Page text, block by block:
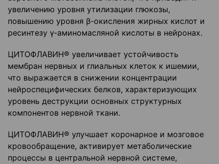
увеличению уровня утилизации глюкозы,
повышению уровня β-окисления жирных кислот и
ресинтезу γ-аминомасляной кислоты в нейронах.
ЦИТОФЛАВИН® увеличивает устойчивость
мембран нервных и глиальных клеток к ишемии,
что выражается в снижении концентрации
нейроспецифических белков, характеризующих
уровень деструкции основных структурных
компонентов нервной ткани.
ЦИТОФЛАВИН® улучшает коронарное и мозговое
кровообращение, активирует метаболические
процессы в центральной нервной системе,